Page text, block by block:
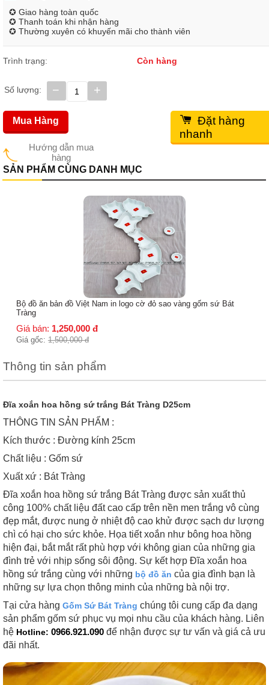
✪ Giao hàng toàn quốc
✪ Thanh toán khi nhận hàng
✪ Thường xuyên có khuyến mãi cho thành viên
Trình trạng: Còn hàng
Số lượng: +
−
Hướng dẫn mua
hàng
Mua Hàng
Đặt hàng
nhanh
SẢN PHẨM CÙNG DANH MỤC
Bộ đồ ăn bản đồ Việt Nam in logo cờ đỏ sao vàng gốm sứ Bát
Tràng
Giá bán: 1,250,000 đ
Giá gốc: 1,500,000 đ
Thông tin sản phẩm
Đĩa xoắn hoa hồng sứ trắng Bát Tràng D25cm
THÔNG TIN SẢN PHẨM :
Kích thước : Đường kính 25cm
Chất liệu : Gốm sứ
Xuất xứ : Bát Tràng
Đĩa xoắn hoa hồng sứ trắng Bát Tràng được sản xuất thủ
công 100% chất liệu đất cao cấp trên nền men trắng vô cùng
đẹp mắt, được nung ở nhiệt độ cao khử được sạch dư lượng
chì có hại cho sức khỏe. Họa tiết xoắn như bông hoa hồng
hiện đại, bắt mắt rất phù hợp với không gian của những gia
đình trẻ với nhịp sống sôi động. Sự kết hợp Đĩa xoắn hoa
hồng sứ trắng cùng với những bộ đồ ăn của gia đình bạn là
những sự lựa chọn thông minh của những bà nội trợ.
Tại cửa hàng Gốm Sứ Bát Tràng chúng tôi cung cấp đa dạng
sản phẩm gốm sứ phục vụ mọi nhu cầu của khách hàng. Liên
hệ Hotline: 0966.921.090 để nhận được sự tư vấn và giá cả ưu
đãi nhất.